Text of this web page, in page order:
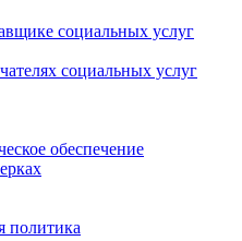
социальных услуг
социальных услуг
обеспечение
политика